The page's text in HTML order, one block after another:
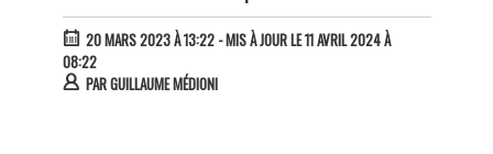
20 MARS 2023 À 13:22- MIS À JOUR LE 11 AVRIL 2024 À
08:22
PARGUILLAUME MÉDIONI